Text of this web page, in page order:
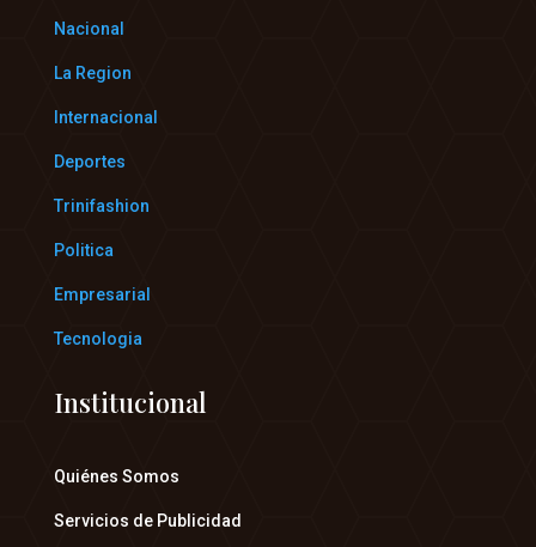
Nacional
La Region
Internacional
Deportes
Trinifashion
Politica
Empresarial
Tecnologia
Institucional
Quiénes Somos
Servicios de Publicidad